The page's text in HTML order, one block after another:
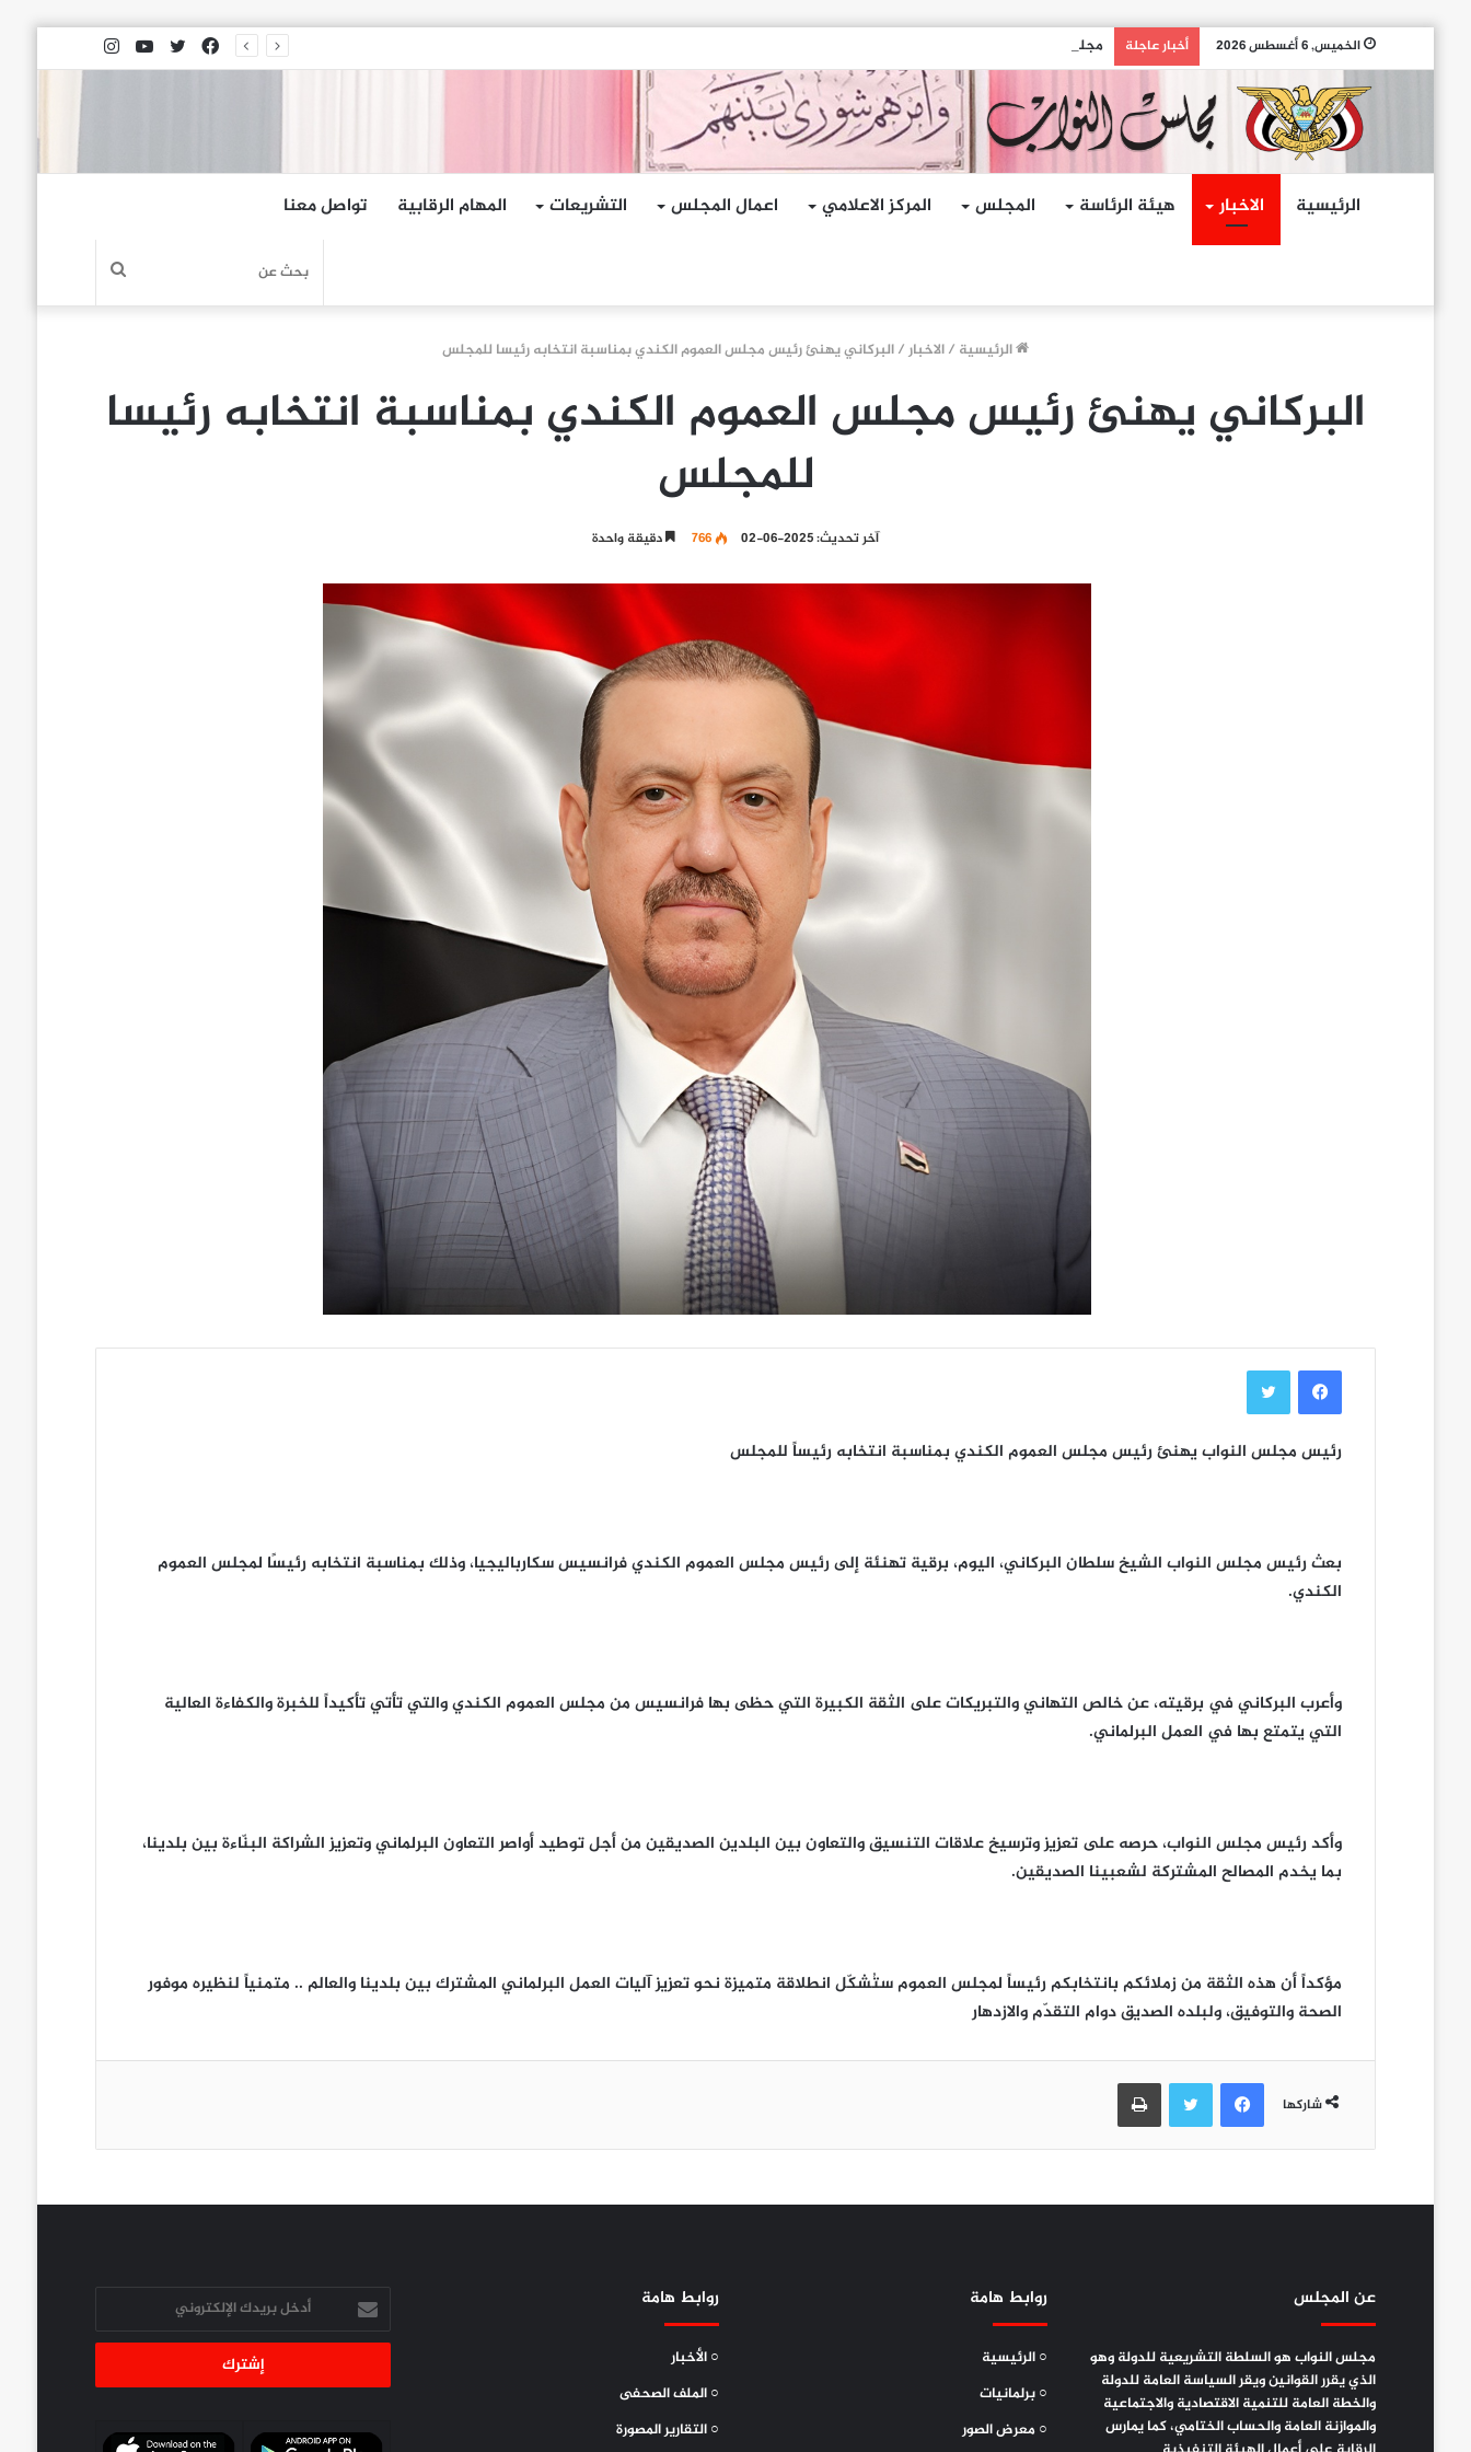
الخميس, 6 أغسطس 2026 أخبار عاجلة مجلس النواب يدين الهجمات الإرهابية الحوثية التي استهدفت السفينة الهندية في البحر الأحمر انستقراميوتيوبتويتر
فيسبوك
الرئيسية الاخبار هيئة الرئاسة المجلس المركز الاعلامي اعمال المجلس التشريعات المهام الرقابية تواصل معنا
بحث
الرئيسية /الاخبار/البركاني يهنئ رئيس مجلس العموم الكندي بمناسبة انتخابه رئيسا للمجلس
البركاني يهنئ رئيس مجلس العموم الكندي بمناسبة انتخابه رئيسا
للمجلس
آخر تحديث: 2025-06-02 766 دقيقة واحدة
فيسبوك تويتر
رئيس مجلس النواب يهنئ رئيس مجلس العموم الكندي بمناسبة انتخابه رئيساً للمجلس
بعث رئيس مجلس النواب الشيخ سلطان البركاني، اليوم، برقية تهنئة إلى رئيس مجلس العموم الكندي فرانسيس سكارباليجيا، وذلك بمناسبة انتخابه رئيسًا لمجلس العموم
الكندي.
وأعرب البركاني في برقيته، عن خالص التهاني والتبريكات على الثقة الكبيرة التي ‏حظى بها فرانسيس من مجلس العموم الكندي والتي تأتي تأكيداً للخبرة والكفاءة العالية
التي يتمتع بها في العمل البرلماني.
وأكد رئيس مجلس النواب، حرصه على تعزيز وترسيخ علاقات التنسيق ‏والتعاون بين البلدين الصديقين من أجل توطيد أواصر التعاون البرلماني وتعزيز الشراكة البنّاءة بين بلدينا،
بما يخدم المصالح المشتركة لشعبينا الصديقين.
مؤكداً أن هذه الثقة من زملائكم بانتخابكم رئيساً لمجلس العموم ستُشكّل انطلاقة متميزة نحو تعزيز آليات العمل البرلماني المشترك بين بلدينا والعالم .. متمنياً لنظيره موفور
الصحة والتوفيق، ولبلده الصديق دوام التقدّم والازدهار
شاركها
فيسبوك تويتر طباعة
عن المجلس
مجلس النواب هو السلطة التشريعية للدولة وهو
الذي يقرر القوانين ويقر السياسة العامة للدولة
والخطة العامة للتنمية الاقتصادية والاجتماعية
والموازنة العامة والحساب الختامي، كما يمارس
روابط هامة
○ الرئيسية
○ برلمانيات
○ معرض الصور
روابط هامة
○ الأخبار
○ الملف الصحفى
○ التقارير المصورة
أدخل
بريدك
الإلكتروني